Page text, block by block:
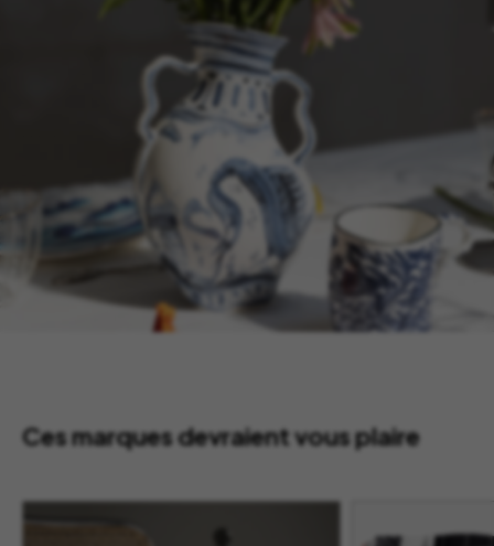
Ces marques devraient vous plaire